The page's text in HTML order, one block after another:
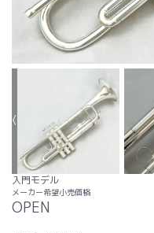
入門モデル
メーカー希望小売価格
OPEN